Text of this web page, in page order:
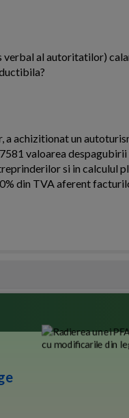
verbal al autoritatilor)
achizitionat un
valoarea despagubirii
si in calculul
din TVA aferent